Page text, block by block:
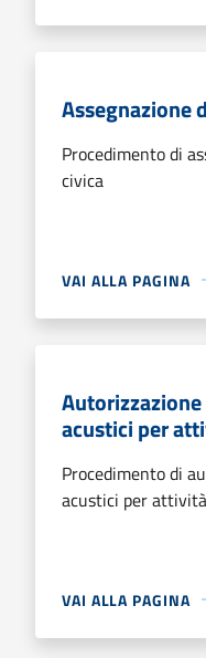
Assegnazione
Procedimento di
civica
VAI ALLA PAGINA
acustici per
Procedimento di
acustici per
VAI ALLA PAGINA